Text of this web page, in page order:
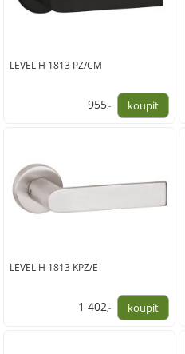
LEVEL H 1813 PZ/CM
955,-
LEVEL H 1813 KPZ/E
1 402,-